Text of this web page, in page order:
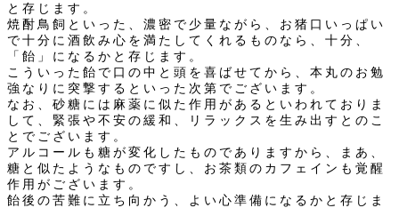
と存じます。
焼酎鳥飼といった、濃密で少量ながら、お猪口いっぱい
で十分に酒飲み心を満たしてくれるものなら、十分、
「飴」になるかと存じます。
こういった飴で口の中と頭を喜ばせてから、本丸のお勉
強なりに突撃するといった次第でございます。
なお、砂糖には麻薬に似た作用があるといわれておりま
して、緊張や不安の緩和、リラックスを生み出すとのこ
とでございます。
アルコールも糖が変化したものでありますから、まあ、
糖と似たようなものですし、お茶類のカフェインも覚醒
作用がございます。
飴後の苦難に立ち向かう、よい心準備になるかと存じま